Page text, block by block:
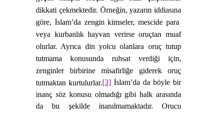
dikkati çekmektedir. Örneğin, yazarın iddiasına
göre, İslam’da zengin kimseler, mescide para
veya kurbanlık hayvan verirse oruçtan muaf
olurlar. Ayrıca din yolcu olanlara oruç tutup
tutmama konusunda ruhsat verdiği için,
zenginler birbirine misafirliğe giderek oruç
tutmaktan kurtulurlar.[3] İslam’da da böyle bir
inanç söz konusu olmadığı gibi halk arasında
da bu şekilde inanılmamaktadır. Orucu